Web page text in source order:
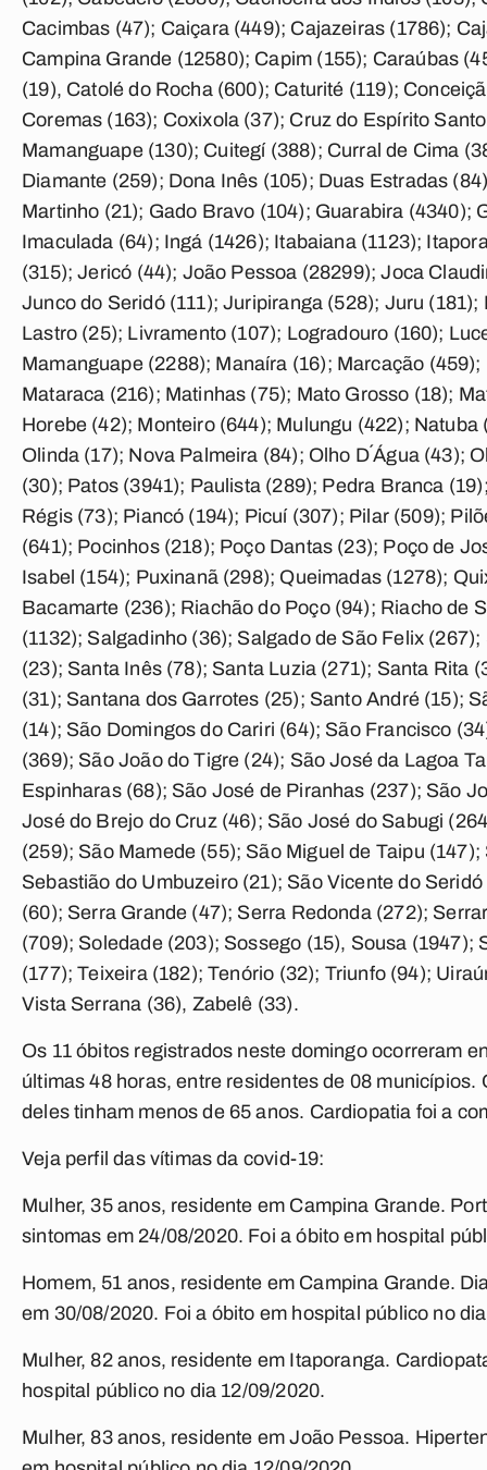
Cacimbas (47); Caiçara (449); Cajazeiras (1786);
Campina Grande (12580); Capim (155); Caraúbas
(19), Catolé do Rocha (600); Caturité (119);
Coremas (163); Coxixola (37); Cruz do Espírito
Mamanguape (130); Cuitegí (388); Curral de Cima
Diamante (259); Dona Inês (105); Duas Estradas
Martinho (21); Gado Bravo (104); Guarabira (4340);
Imaculada (64); Ingá (1426); Itabaiana (1123);
(315); Jericó (44); João Pessoa (28299); Joca
Junco do Seridó (111); Juripiranga (528); Juru
Lastro (25); Livramento (107); Logradouro (160);
Mamanguape (2288); Manaíra (16); Marcação
Mataraca (216); Matinhas (75); Mato Grosso (18);
Horebe (42); Monteiro (644); Mulungu (422);
Olinda (17); Nova Palmeira (84); Olho D´Água (43);
(30); Patos (3941); Paulista (289); Pedra Branca
Régis (73); Piancó (194); Picuí (307); Pilar (509);
(641); Pocinhos (218); Poço Dantas (23); Poço de
Isabel (154); Puxinanã (298); Queimadas (1278);
Bacamarte (236); Riachão do Poço (94); Riacho de
(1132); Salgadinho (36); Salgado de São Felix
(23); Santa Inês (78); Santa Luzia (271); Santa Rita
(31); Santana dos Garrotes (25); Santo André (15);
(14); São Domingos do Cariri (64); São Francisco
(369); São João do Tigre (24); São José da Lagoa
Espinharas (68); São José de Piranhas (237); São
José do Brejo do Cruz (46); São José do Sabugi
(259); São Mamede (55); São Miguel de Taipu
Sebastião do Umbuzeiro (21); São Vicente do
(60); Serra Grande (47); Serra Redonda (272);
(709); Soledade (203); Sossego (15), Sousa (1947);
(177); Teixeira (182); Tenório (32); Triunfo (94);
Vista Serrana (36), Zabelê (33).
Os 11 óbitos registrados neste domingo ocorreram
últimas 48 horas, entre residentes de 08
deles tinham menos de 65 anos. Cardiopatia foi a
Veja perfil das vítimas da covid-19:
Mulher, 35 anos, residente em Campina Grande.
sintomas em 24/08/2020. Foi a óbito em hospital
Homem, 51 anos, residente em Campina Grande.
em 30/08/2020. Foi a óbito em hospital público no
Mulher, 82 anos, residente em Itaporanga.
hospital público no dia 12/09/2020.
Mulher, 83 anos, residente em João Pessoa.